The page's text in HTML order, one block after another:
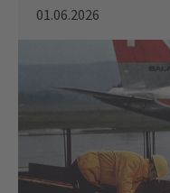
01.06.2026